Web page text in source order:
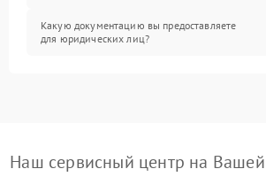
Какую документацию вы предоставляете
для юридических лиц?
Наш сервисный центр на